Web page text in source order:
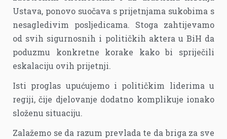
Ustava, ponovo suočava s prijetnjama sukobima s
nesagledivim posljedicama. Stoga zahtijevamo
od svih sigurnosnih i političkih aktera u BiH da
poduzmu konkretne korake kako bi spriječili
eskalaciju ovih prijetnji.
Isti proglas upućujemo i političkim liderima u
regiji, čije djelovanje dodatno komplikuje ionako
složenu situaciju.
Zalažemo se da razum prevlada te da briga za sve